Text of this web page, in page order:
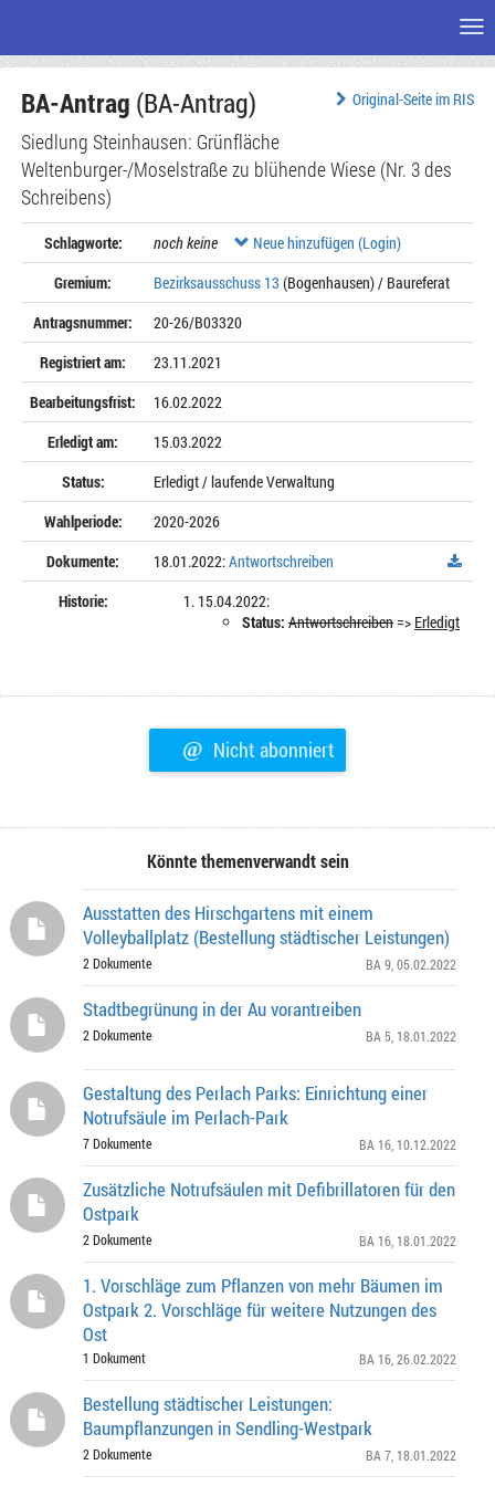
Seiteninhalt
Original-Seite im RIS
BA-Antrag (BA-Antrag)
Siedlung Steinhausen: Grünfläche
Weltenburger-/Moselstraße zu blühende Wiese (Nr. 3 des
Schreibens)
Schlagworte: noch keine
Neue hinzufügen (Login)
Gremium:
Bezirksausschuss 13 (Bogenhausen) / Baureferat
Antragsnummer:
20-26/B03320
Registriert am:
23.11.2021
Bearbeitungsfrist:
16.02.2022
Erledigt am:
15.03.2022
Status:
Erledigt / laufende Verwaltung
Wahlperiode:
2020-2026
Dokumente:
18.01.2022:Antwortschreiben
Historie:
15.04.2022:
Status: Antwortschreiben=> Erledigt
@ Nicht abonniert
Könnte themenverwandt sein
Ausstatten des Hirschgartens mit einem
Volleyballplatz (Bestellung städtischer Leistungen)
2 Dokumente BA 9 , 05.02.2022
Stadtbegrünung in der Au vorantreiben
2 Dokumente BA 5 , 18.01.2022
Gestaltung des Perlach Parks: Einrichtung einer
Notrufsäule im Perlach-Park
7 Dokumente BA 16 , 10.12.2022
Zusätzliche Notrufsäulen mit Defibrillatoren für den
Ostpark
2 Dokumente BA 16 , 18.01.2022
1. Vorschläge zum Pflanzen von mehr Bäumen im
Ostpark 2. Vorschläge für weitere Nutzungen des
Ost
1 Dokument BA 16 , 26.02.2022
Bestellung städtischer Leistungen:
Baumpflanzungen in Sendling-Westpark
2 Dokumente BA 7 , 18.01.2022